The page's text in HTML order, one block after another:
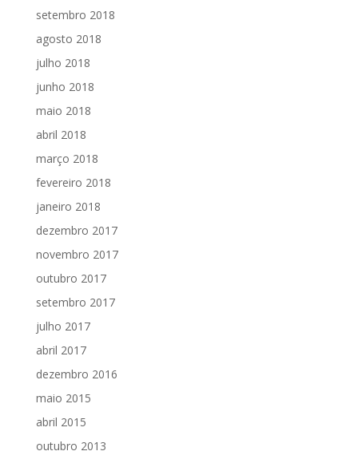
setembro 2018
agosto 2018
julho 2018
junho 2018
maio 2018
abril 2018
março 2018
fevereiro 2018
janeiro 2018
dezembro 2017
novembro 2017
outubro 2017
setembro 2017
julho 2017
abril 2017
dezembro 2016
maio 2015
abril 2015
outubro 2013